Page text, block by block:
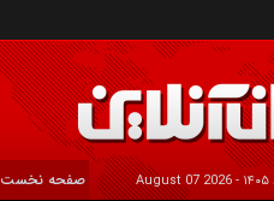
2026 August 07 صفحه نخست